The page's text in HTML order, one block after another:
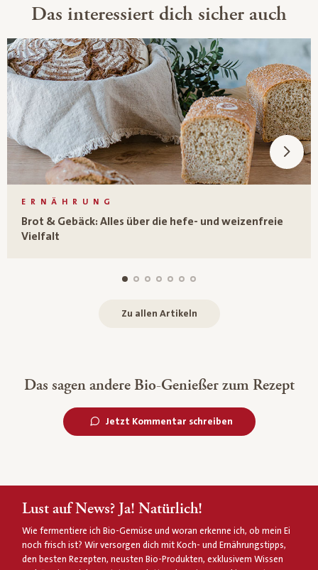
Das interessiert dich sicher auch
ERNÄHRUNG
Brot & Gebäck: Alles über die hefe- und weizenfreie
Vielfalt
Zu allen Artikeln
Das sagen andere Bio-Genießer zum Rezept
Jetzt Kommentar schreiben
Lust auf News? Ja! Natürlich!
Wie fermentiere ich Bio-Gemüse und woran erkenne ich, ob mein Ei
noch frisch ist? Wir versorgen dich mit Koch- und Ernährungstipps,
den besten Rezepten, neusten Bio-Produkten, exklusivem Wissen